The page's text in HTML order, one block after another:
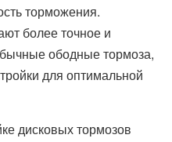
торможения.
более точное и
ободные тормоза,
для оптимальной
дисковых тормозов